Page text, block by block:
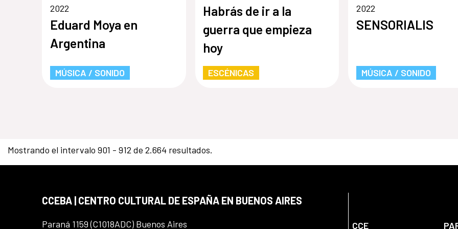
2022
Eduard Moya en
Argentina
MÚSICA / SONIDO
Habrás de ir a la
guerra que empieza
hoy
ESCÉNICAS
2022
SENSORIALIS
MÚSICA / SONIDO
Mostrando el intervalo 901 - 912 de 2.664 resultados.
CCEBA | CENTRO CULTURAL DE ESPAÑA EN BUENOS AIRES
Paraná 1159 (C1018ADC) Buenos Aires CCE